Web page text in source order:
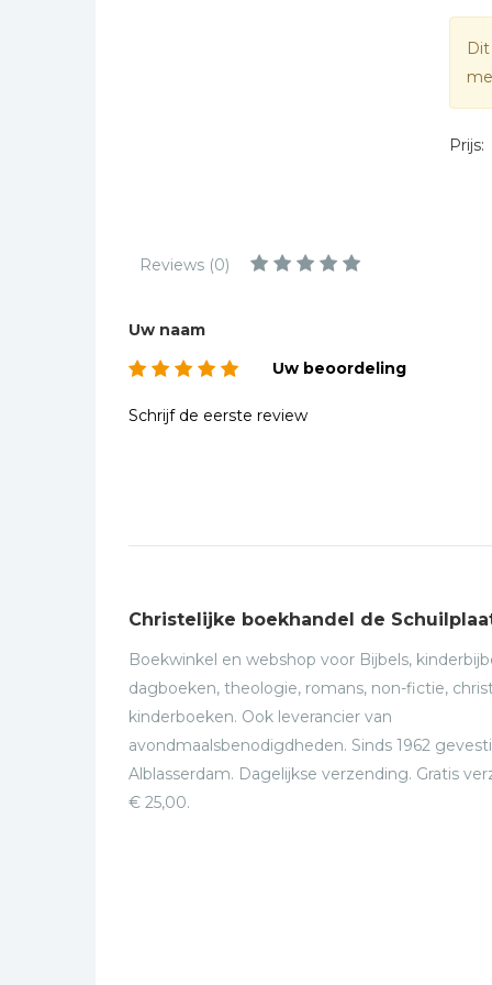
Toeristische kaarten en
Taalstudie
Wenskaarten
Prijs:
Reviews (0)
Uw naam
Uw beoordeling
Schrijf de eerste review
Christelijke boekhandel de
Boekwinkel en webshop voor Bijbels,
dagboeken, theologie, romans, non-fictie,
kinderboeken. Ook leverancier van
avondmaalsbenodigdheden. Sinds 1962
Alblasserdam. Dagelijkse verzending. Gratis
€ 25,00.